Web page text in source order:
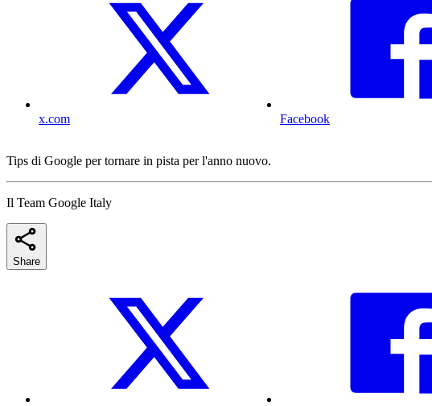
x.com Facebook
Tips di Google per tornare in pista per l'anno nuovo.
Il Team Google Italy
Share